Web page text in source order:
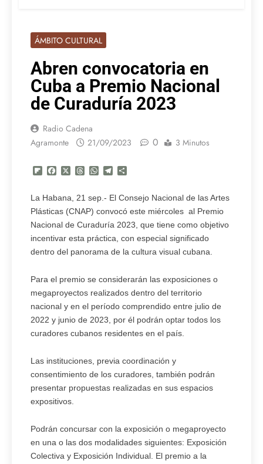
ÁMBITO CULTURAL
Abren convocatoria en
Cuba a Premio Nacional
de Curaduría 2023
Radio Cadena
Agramonte
21/09/2023 0 3 Minutos
Flipboard
FacebookThreadsWhatsApp
Telegram
La Habana, 21 sep.- El Consejo Nacional de las Artes
Plásticas (CNAP) convocó este miércoles al Premio
Nacional de Curaduría 2023, que tiene como objetivo
incentivar esta práctica, con especial significado
dentro del panorama de la cultura visual cubana.
Para el premio se considerarán las exposiciones o
megaproyectos realizados dentro del territorio
nacional y en el período comprendido entre julio de
2022 y junio de 2023, por él podrán optar todos los
curadores cubanos residentes en el país.
Las instituciones, previa coordinación y
consentimiento de los curadores, también podrán
presentar propuestas realizadas en sus espacios
expositivos.
Podrán concursar con la exposición o megaproyecto
en una o las dos modalidades siguientes: Exposición
Colectiva y Exposición Individual. El premio a la